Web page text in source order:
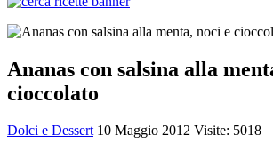
Ananas con salsina alla
cioccolato
Dolci e Dessert 10 Maggio 2012 Visite: 5018